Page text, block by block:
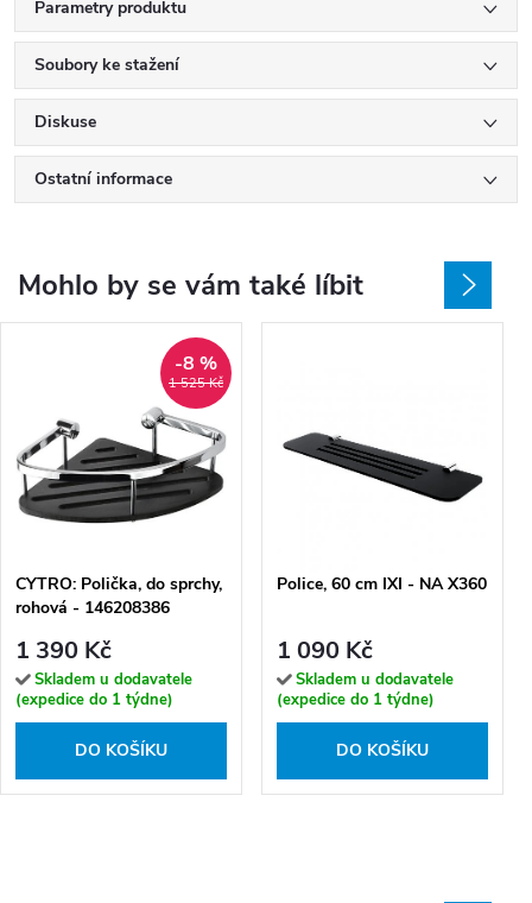
Parametry produktu
Soubory ke stažení
Diskuse
Ostatní informace
Mohlo by se vám také líbit
1 525 Kč
-8 %
CYTRO: Polička, do sprchy,
rohová - 146208386
1 390 Kč
Skladem u dodavatele
(expedice do 1 týdne)
DO KOŠÍKU
Police, 60 cm IXI - NA X360
1 090 Kč
Skladem u dodavatele
(expedice do 1 týdne)
DO KOŠÍKU